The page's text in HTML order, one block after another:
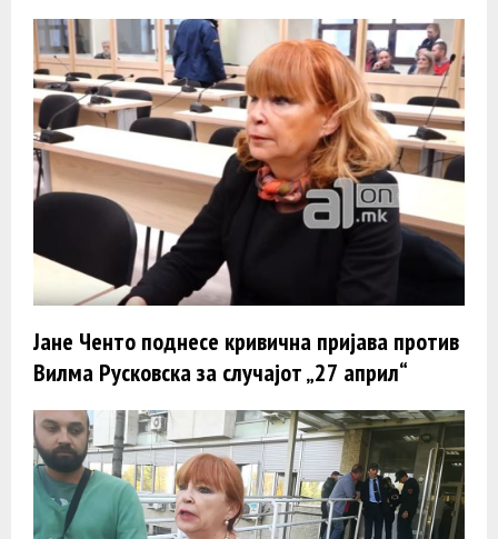
Јане Ченто поднесе кривична пријава против
Вилма Русковска за случајот „27 април“